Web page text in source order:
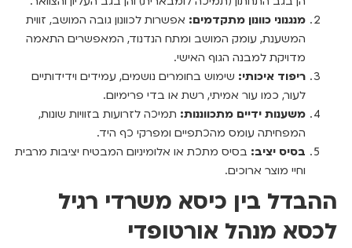
מנגנוני כוונון מתקדמים: אפשרות לכוונון גובה המושב, זווית
המשענת, עומק המושב ומתח הנדנוד, המאפשרים התאמה
מדויקת למבנה הגוף האישי.
ריפוד איכותי: שימוש בחומרים נושמים, עמידים וידידותיים
לעור, כמו עור אמיתי, רשת או בדי פרימיום.
משענות ידיים מתכווננות: תמיכה לזרועות בזוויות שונות,
המפחיתה עומס מהכתפיים ומפרקי כף היד.
בסיס יציב: בסיס מתכת או אלומיניום המבטיח יציבות מרבית
וחיי מוצר ארוכים.
ההבדל בין כיסא משרדי רגיל
לכסא מנהל אורטופדי